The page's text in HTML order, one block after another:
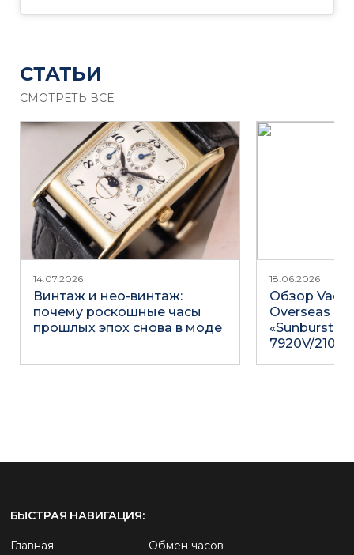
СТАТЬИ
СМОТРЕТЬ ВСЕ
14.07.2026
Винтаж и нео-винтаж:
почему роскошные часы
прошлых эпох снова в моде
18.06.2026
Обзор
Overseas
«Sunburst
7920V/210R-
БЫСТРАЯ НАВИГАЦИЯ:
Главная
Обмен часов